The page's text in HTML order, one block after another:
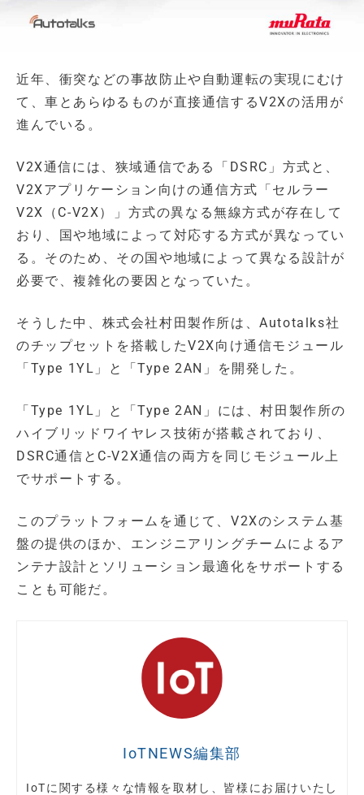
近年、衝突などの事故防止や自動運転の実現にむけ
て、車とあらゆるものが直接通信するV2Xの活用が
進んでいる。
V2X通信には、狭域通信である「DSRC」方式と、
V2Xアプリケーション向けの通信方式「セルラー
V2X（C-V2X）」方式の異なる無線方式が存在して
おり、国や地域によって対応する方式が異なってい
る。そのため、その国や地域によって異なる設計が
必要で、複雑化の要因となっていた。
そうした中、株式会社村田製作所は、Autotalks社
のチップセットを搭載したV2X向け通信モジュール
「Type 1YL」と「Type 2AN」を開発した。
「Type 1YL」と「Type 2AN」には、村田製作所の
ハイブリッドワイヤレス技術が搭載されており、
DSRC通信とC-V2X通信の両方を同じモジュール上
でサポートする。
このプラットフォームを通じて、V2Xのシステム基
盤の提供のほか、エンジニアリングチームによるア
ンテナ設計とソリューション最適化をサポートする
ことも可能だ。
IoTNEWS編集部
IoTに関する様々な情報を取材し、皆様にお届けいたし